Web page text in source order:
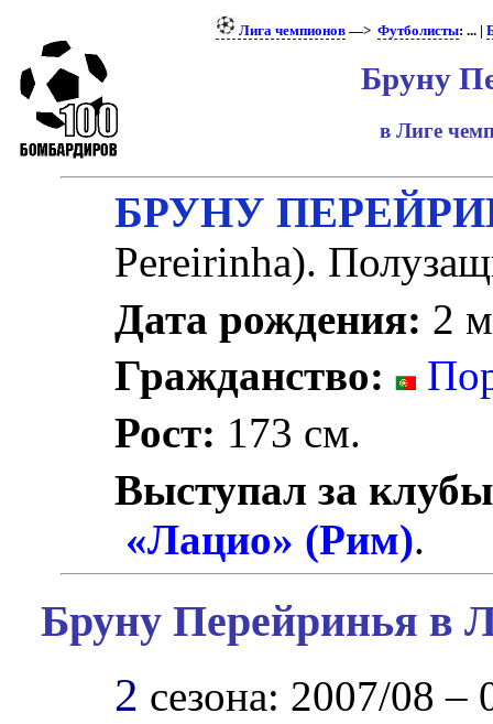
Лига чемпионов —>Футболисты: ... |
Бруну
в Лиге
БРУНУ
Pereirinha).
Дата рождения: 2
Гражданство:
Рост: 173 см.
Выступал за
«Лацио» (Рим).
Бруну Перейринья в
2 сезона: 2007/08 –